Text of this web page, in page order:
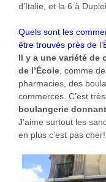
d’Italie, et la 6 à
Quels sont les
être trouvés près de
Il y a une variété de
de l’École , comme
pharmacies, des
commerces. C’est
boulangerie
J’aime surtout les
en plus c’est pas cher!